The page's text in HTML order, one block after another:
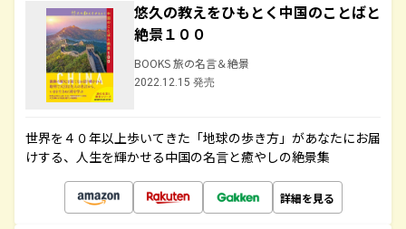
悠久の教えをひもとく中国のことばと
絶景１００
BOOKS 旅の名言＆絶景
2022.12.15 発売
世界を４０年以上歩いてきた「地球の歩き方」があなたにお届
けする、人生を輝かせる中国の名言と癒やしの絶景集
詳細を見る